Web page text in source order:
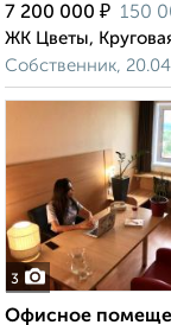
7 200 000 ₽ 150
ЖК Цветы,
Собственник,
3
Офисное